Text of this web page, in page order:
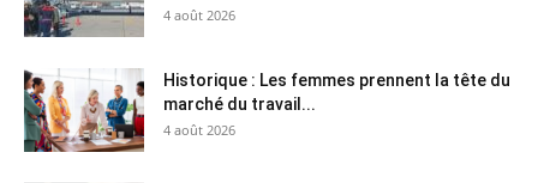
4 août 2026
Historique : Les femmes prennent la tête du
marché du travail...
4 août 2026